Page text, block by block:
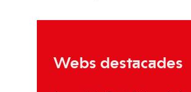
Webs destacades